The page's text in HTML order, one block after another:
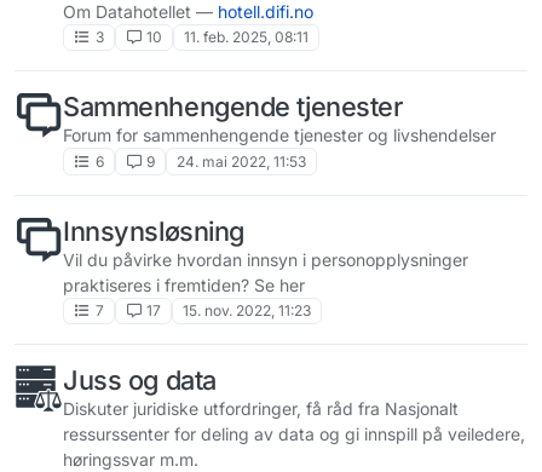
Om Datahotellet — hotell.difi.no
3 10 11. feb. 2025, 08:11
Sammenhengende tjenester
Forum for sammenhengende tjenester og livshendelser
6 9 24. mai 2022, 11:53
Innsynsløsning
Vil du påvirke hvordan innsyn i personopplysninger
praktiseres i fremtiden? Se her
7 17 15. nov. 2022, 11:23
Juss og data
Diskuter juridiske utfordringer, få råd fra Nasjonalt
ressurssenter for deling av data og gi innspill på veiledere,
høringssvar m.m.